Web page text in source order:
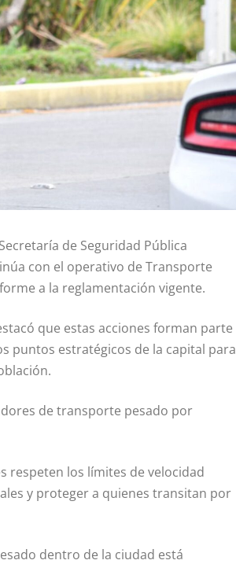
de Seguridad Pública
con el operativo de Transporte
a la reglamentación vigente.
que estas acciones forman parte
puntos estratégicos de la capital para
de transporte pesado por
respeten los límites de velocidad
y proteger a quienes transitan por
dentro de la ciudad está